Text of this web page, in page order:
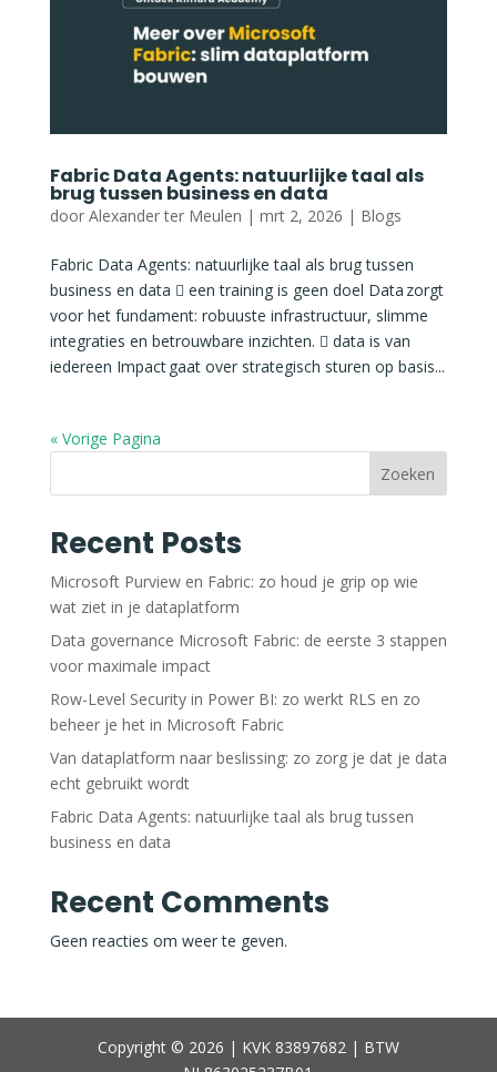
Fabric Data Agents: natuurlijke taal als
brug tussen business en data
door Alexander ter Meulen | mrt 2, 2026 | Blogs
Fabric Data Agents: natuurlijke taal als brug tussen
business en data  een training is geen doel Data zorgt
voor het fundament: robuuste infrastructuur, slimme
integraties en betrouwbare inzichten.  data is van
iedereen Impact gaat over strategisch sturen op basis...
« Vorige Pagina
Zoeken
Recent Posts
Microsoft Purview en Fabric: zo houd je grip op wie
wat ziet in je dataplatform
Data governance Microsoft Fabric: de eerste 3 stappen
voor maximale impact
Row-Level Security in Power BI: zo werkt RLS en zo
beheer je het in Microsoft Fabric
Van dataplatform naar beslissing: zo zorg je dat je data
echt gebruikt wordt
Fabric Data Agents: natuurlijke taal als brug tussen
business en data
Recent Comments
Geen reacties om weer te geven.
Copyright © 2026 | KVK 83897682 | BTW